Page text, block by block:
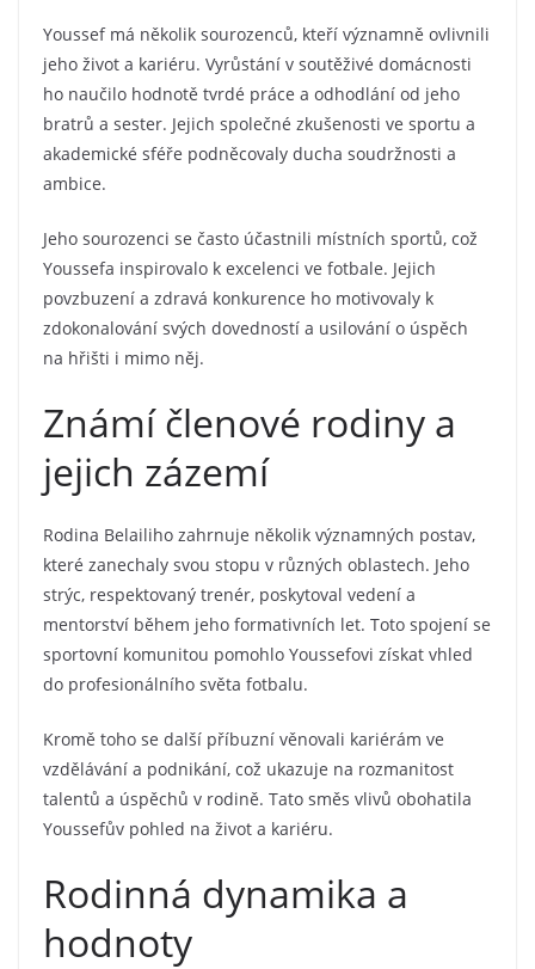
Youssef má několik sourozenců, kteří významně ovlivnili
jeho život a kariéru. Vyrůstání v soutěživé domácnosti
ho naučilo hodnotě tvrdé práce a odhodlání od jeho
bratrů a sester. Jejich společné zkušenosti ve sportu a
akademické sféře podněcovaly ducha soudržnosti a
ambice.
Jeho sourozenci se často účastnili místních sportů, což
Youssefa inspirovalo k excelenci ve fotbale. Jejich
povzbuzení a zdravá konkurence ho motivovaly k
zdokonalování svých dovedností a usilování o úspěch
na hřišti i mimo něj.
Známí členové rodiny a
jejich zázemí
Rodina Belailiho zahrnuje několik významných postav,
které zanechaly svou stopu v různých oblastech. Jeho
strýc, respektovaný trenér, poskytoval vedení a
mentorství během jeho formativních let. Toto spojení se
sportovní komunitou pomohlo Youssefovi získat vhled
do profesionálního světa fotbalu.
Kromě toho se další příbuzní věnovali kariérám ve
vzdělávání a podnikání, což ukazuje na rozmanitost
talentů a úspěchů v rodině. Tato směs vlivů obohatila
Youssefův pohled na život a kariéru.
Rodinná dynamika a
hodnoty